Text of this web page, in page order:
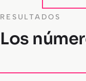
RESULTADOS
Los